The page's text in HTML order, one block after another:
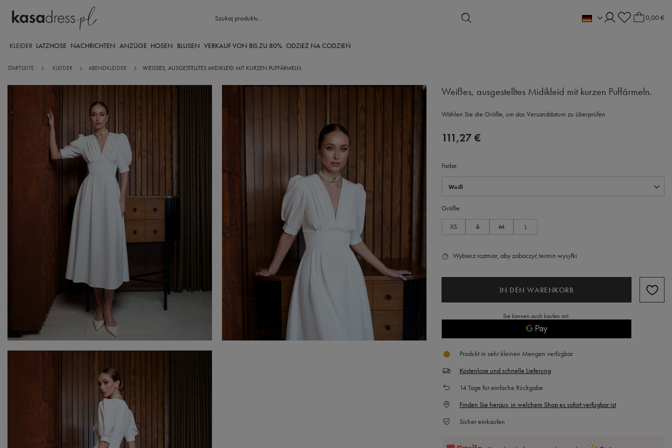
0,00 €
KLEIDER LATZHOSE NACHRICHTEN ANZÜGE HOSEN BLUSEN VERKAUF VON BIS ZU 80% ODZIEŻ NA CODZIEŃ
STARTSEITE KLEIDER ABENDKLEIDER WEISSES, AUSGESTELLTES MIDIKLEID MIT KURZEN PUFFÄRMELN.
Weißes, ausgestelltes Midikleid mit kurzen Puffärmeln.
Wählen Sie die Größe, um das Versanddatum zu überprüfen
Farbe
Weiß
Größe
XS S M L
111,27 €
Wybierz rozmiar, aby zobaczyć termin wysyłki
IN DEN WARENKORB
Sie können auch kaufen mit:
Produkt in sehr kleinen Mengen verfügbar
Kostenlose und schnelle Lieferung
14Tage für einfache Rückgabe
Finden Sie heraus, in welchem Shop es sofort verfügbar ist
Sicher einkaufen